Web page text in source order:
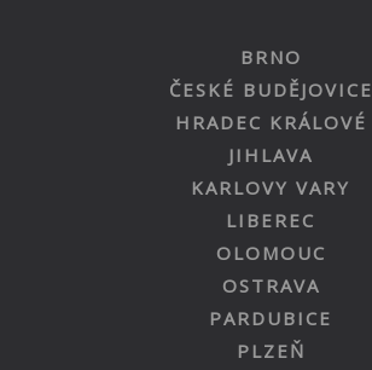
BRNO
ČESKÉ BUDĚJOVICE
HRADEC KRÁLOVÉ
JIHLAVA
KARLOVY VARY
LIBEREC
OLOMOUC
OSTRAVA
PARDUBICE
PLZEŇ